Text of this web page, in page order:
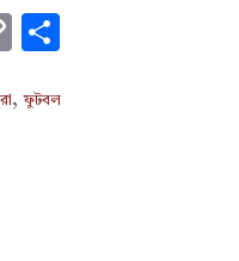
Copy
,ফুটবল